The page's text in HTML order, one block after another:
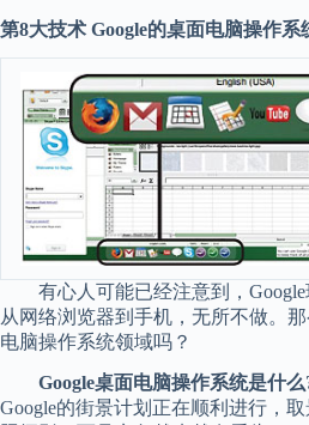
第8大技术 Google的桌面电脑操作系
有心人可能已经注意到，Google
从网络浏览器到手机，无所不做。
电脑操作系统领域吗？
Google桌面电脑操作系统是什么
Google的街景计划正在顺利进行，